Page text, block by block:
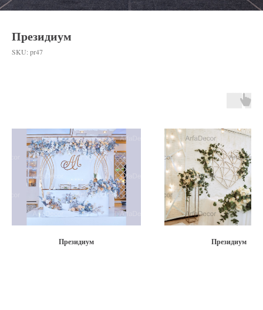
Президиум
SKU: pr47
Президиум Президиум